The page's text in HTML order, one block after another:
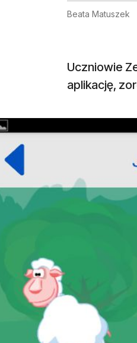
Beata Matuszek
Uczniowie
aplikację,